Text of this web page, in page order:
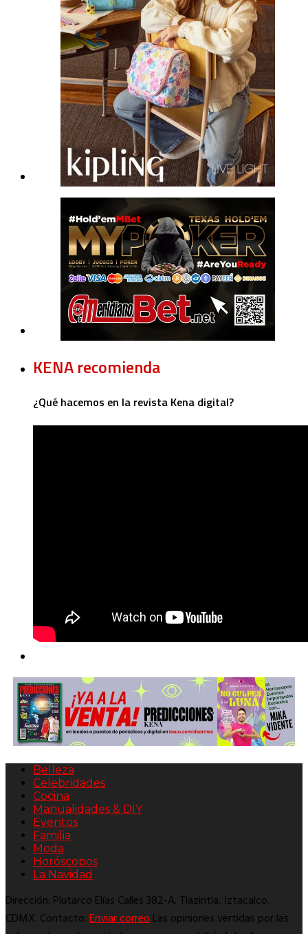
KENA recomienda
¿Qué hacemos en la revista Kena digital?
Belleza
Celebridades
Cocina
Manualidades & DIY
Eventos
Familia
Moda
Horóscopos
La Navidad
Dirección: Plutarco Elías Calles 382-A. Tlazintla, Iztacalco.
CDMX. Contacto:Enviar correoLas opiniones vertidas por las